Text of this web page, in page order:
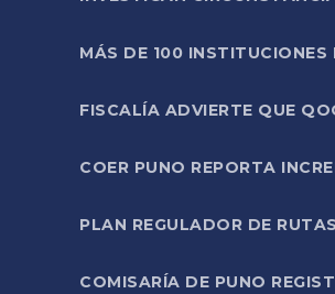
MÁS DE 100
FISCALÍA ADVIERTE QUE
COER PUNO REPORTA
PLAN REGULADOR DE
COMISARÍA DE PUNO